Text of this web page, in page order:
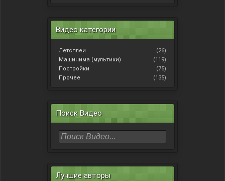
Видео категории
Летсплеи
(26)
Машинима (мультики)
(119)
Постройки
(75)
Прочее
(135)
Поиск Видео
Лучшие авторы